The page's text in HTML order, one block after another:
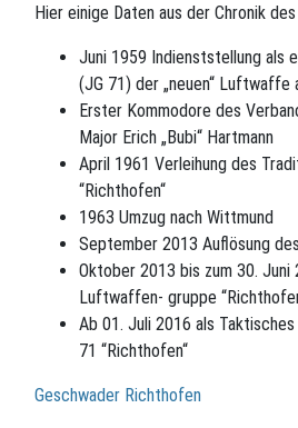
Hier einige Daten aus der Chronik
Juni 1959 Indienststellung als
(JG 71) der „neuen“ Luftwaffe
Erster Kommodore des
Major Erich „Bubi“ Hartmann
April 1961 Verleihung des
“Richthofen“
1963 Umzug nach Wittmund
September 2013 Auflösung
Oktober 2013 bis zum 30. Juni
Luftwaffen- gruppe
Ab 01. Juli 2016 als
71 “Richthofen“
Geschwader Richthofen